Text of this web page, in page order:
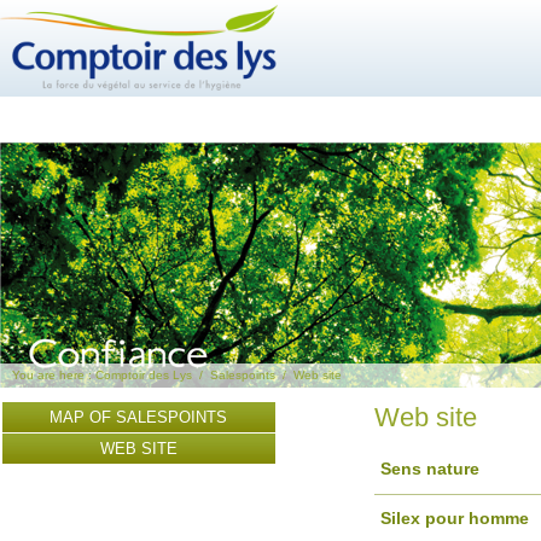
You are here : Comptoir des Lys /Salespoints/ Web site
Web site
Sens nature
Silex pour homme
MAP OF SALESPOINTS
WEB SITE